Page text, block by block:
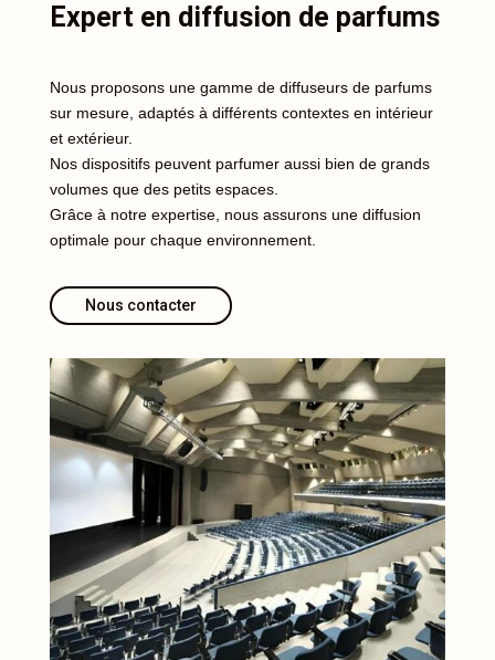
Expert en diffusion de parfums
Nous proposons une gamme de diffuseurs de parfums
sur mesure, adaptés à différents contextes en intérieur
et extérieur.
Nos dispositifs peuvent parfumer aussi bien de grands
volumes que des petits espaces.
Grâce à notre expertise, nous assurons une diffusion
optimale pour chaque environnement.
Nous contacter